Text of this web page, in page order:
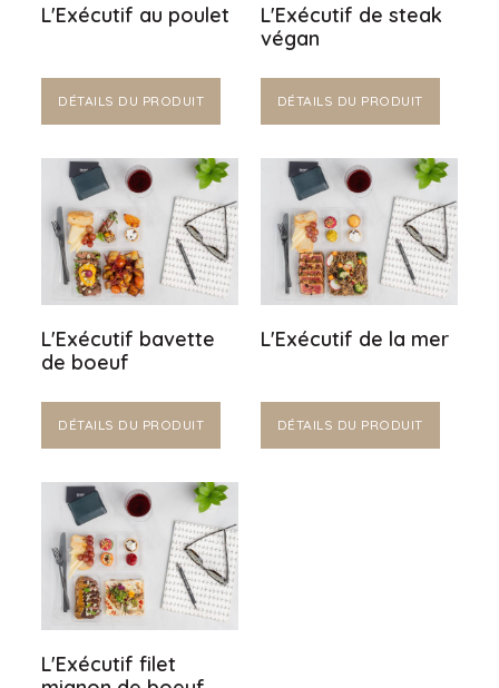
L'Exécutif au poulet
DÉTAILS DU PRODUIT
L'Exécutif de steak
végan
DÉTAILS DU PRODUIT
L'Exécutif bavette
de boeuf
DÉTAILS DU PRODUIT
L'Exécutif de la mer
DÉTAILS DU PRODUIT
L'Exécutif filet